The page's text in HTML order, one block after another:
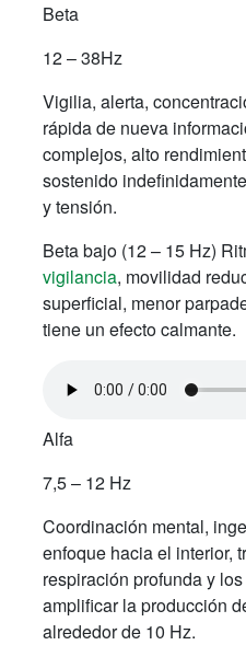
Beta
12 – 38Hz
Vigilia, alerta,
rápida de nueva
complejos, alto
sostenido
y tensión.
Beta bajo (12 – 15 Hz)
vigilancia, movilidad
superficial, menor
tiene un efecto calmante.
Alfa
7,5 – 12 Hz
Coordinación mental,
enfoque hacia el interior,
respiración profunda y
amplificar la producción
alrededor de 10 Hz.